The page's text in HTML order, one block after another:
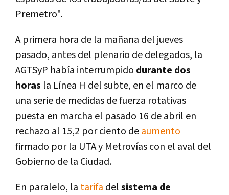
Premetro".
A primera hora de la mañana del jueves
pasado, antes del plenario de delegados, la
AGTSyP habí­a interrumpido durante dos
horas la Lí­nea H del subte, en el marco de
una serie de medidas de fuerza rotativas
puesta en marcha el pasado 16 de abril en
rechazo al 15,2 por ciento deaumento
firmado por la UTA y Metroví­as con el aval del
Gobierno de la Ciudad.
En paralelo, la tarifa delsistema de